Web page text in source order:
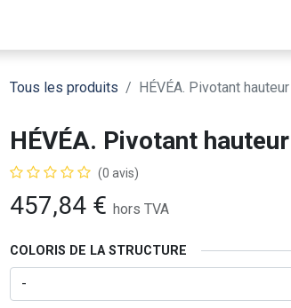
Tous les produits HÉVÉA. Pivotant
HÉVÉA. Pivotant
(0 avis)
457,84 € hors TVA
COLORIS DE LA STRUCTURE